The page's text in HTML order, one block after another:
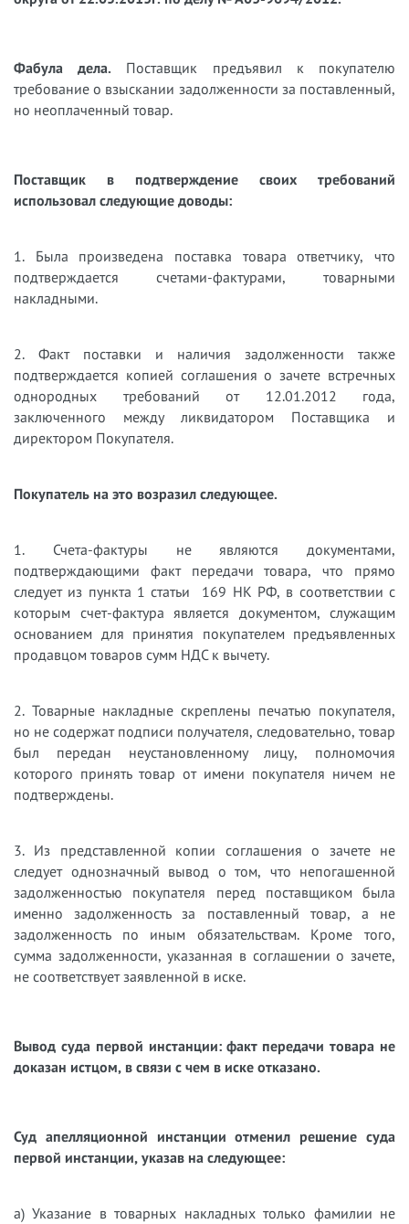
Фабула дела. Поставщик предъявил к покупателю
требование о взыскании задолженности за поставленный,
но неоплаченный товар.
Поставщик в подтверждение своих требований
использовал следующие доводы:
1. Была произведена поставка товара ответчику, что
подтверждается счетами-фактурами, товарными
накладными.
2. Факт поставки и наличия задолженности также
подтверждается копией соглашения о зачете встречных
однородных требований от 12.01.2012 года,
заключенного между ликвидатором Поставщика и
директором Покупателя.
Покупатель на это возразил следующее.
1. Счета-фактуры не являются документами,
подтверждающими факт передачи товара, что прямо
следует из пункта 1 статьи 169 НК РФ, в соответствии с
которым счет-фактура является документом, служащим
основанием для принятия покупателем предъявленных
продавцом товаров сумм НДС к вычету.
2. Товарные накладные скреплены печатью покупателя,
но не содержат подписи получателя, следовательно, товар
был передан неустановленному лицу, полномочия
которого принять товар от имени покупателя ничем не
подтверждены.
3. Из представленной копии соглашения о зачете не
следует однозначный вывод о том, что непогашенной
задолженностью покупателя перед поставщиком была
именно задолженность за поставленный товар, а не
задолженность по иным обязательствам. Кроме того,
сумма задолженности, указанная в соглашении о зачете,
не соответствует заявленной в иске.
Вывод суда первой инстанции: факт передачи товара не
доказан истцом, в связи с чем в иске отказано.
Суд апелляционной инстанции отменил решение суда
первой инстанции, указав на следующее:
а) Указание в товарных накладных только фамилии не